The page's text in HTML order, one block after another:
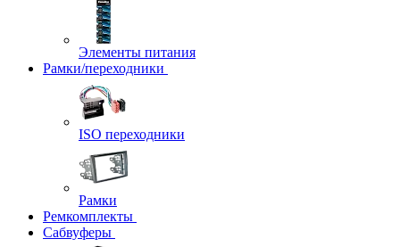
Элементы питания
Рамки/переходники
ISO переходники
Рамки
Ремкомплекты
Сабвуферы